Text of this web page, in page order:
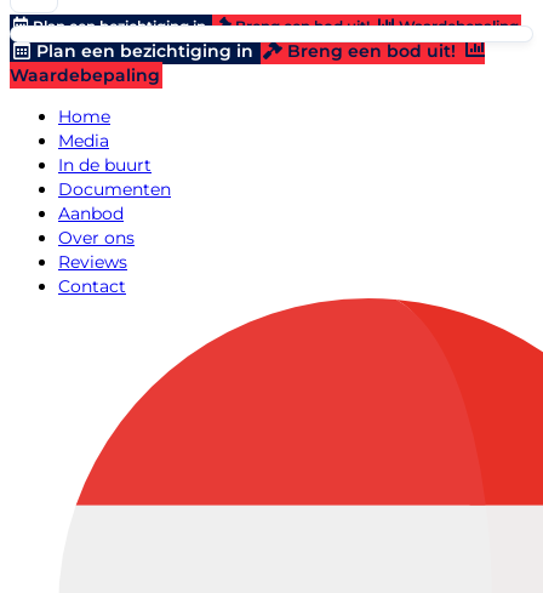
Plan een bezichtiging in Breng een bod uit! Waardebepaling
Plan een bezichtiging in
Breng een bod uit!
Waardebepaling
Home
Media
In de buurt
Documenten
Aanbod
Over ons
Reviews
Contact